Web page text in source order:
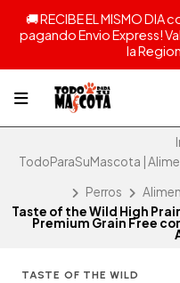
🚚 RECIBE EL MISMO
pagando Envio Express!
la
TodoParaSuMascota |
Perros
Taste of the Wild High
Premium Grain Free
TASTE OF THE WILD